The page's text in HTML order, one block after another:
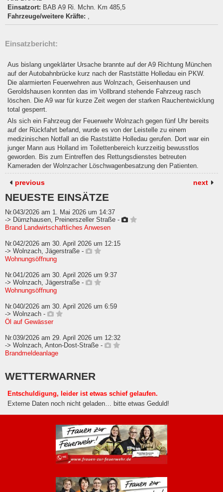
Einsatzort: BAB A9 Ri. Mchn. Km 485,5
Fahrzeuge/weitere Kräfte: ,
Einsatzbericht:
Aus bislang ungeklärter Ursache brannte auf der A9 Richtung München
auf der Autobahnbrücke kurz nach der Raststätte Holledau ein PKW.
Die alarmierten Feuerwehren aus Wolnzach, Geisenhausen und
Geroldshausen konnten das im Vollbrand stehende Fahrzeug rasch
löschen. Die A9 war für kurze Zeit wegen der starken Rauchentwicklung
total gesperrt.
Als sich ein Fahrzeug der Feuerwehr Wolnzach gegen fünf Uhr bereits
auf der Rückfahrt befand, wurde es von der Leistelle zu einem
medizinischen Notfall an die Raststätte Holledau gerufen. Dort war ein
junger Mann aus Holland im Toilettenbereich kurzzeitig bewusstlos
geworden. Bis zum Eintreffen des Rettungsdienstes betreuten
Kameraden der Wolnzacher Löschwagenbesatzung den Patienten.
previous next
NEUESTE EINSÄTZE
Nr.043/2026 am 1. Mai 2026 um 14:37
-> Dürnzhausen, Preinerszeller Straße -
Brand Landwirtschaftliches Anwesen
Nr.042/2026 am 30. April 2026 um 12:15
-> Wolnzach, Jägerstraße -
Wohnungsöffnung
Nr.041/2026 am 30. April 2026 um 9:37
-> Wolnzach, Jägerstraße -
Wohnungsöffnung
Nr.040/2026 am 30. April 2026 um 6:59
-> Wolnzach -
Öl auf Gewässer
Nr.039/2026 am 29. April 2026 um 12:32
-> Wolnzach, Anton-Dost-Straße -
Brandmeldeanlage
WETTERWARNER
Entschuldigung, leider ist etwas schief gelaufen.
Externe Daten noch nicht geladen… bitte etwas Geduld!